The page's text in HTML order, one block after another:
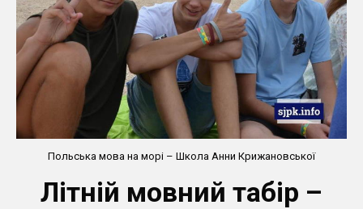
Польська мова на морі – Школа Анни Крижановської
Літній мовний табір –